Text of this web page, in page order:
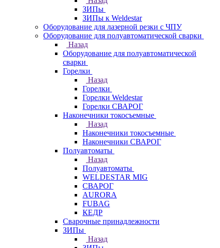
ЗИПы
ЗИПы к Weldestar
Оборудование для лазерной резки с ЧПУ
Оборудование для полуавтоматической сварки
Назад
Оборудование для полуавтоматической
сварки
Горелки
Назад
Горелки
Горелки Weldestar
Горелки СВАРОГ
Наконечники токосъемные
Назад
Наконечники токосъемные
Наконечники СВАРОГ
Полуавтоматы
Назад
Полуавтоматы
WELDESTAR MIG
СВАРОГ
AURORA
FUBAG
КЕДР
Сварочные принадлежности
ЗИПы
Назад